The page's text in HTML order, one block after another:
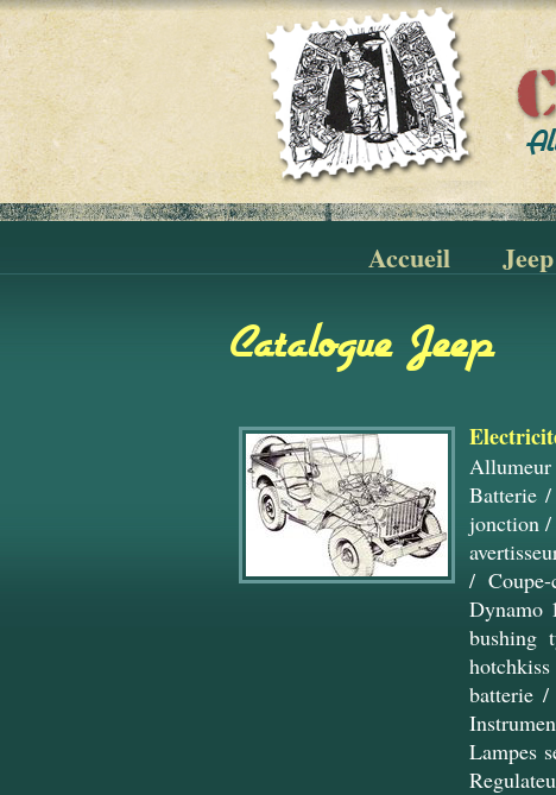
Accueil Jeep
Catalogue Jeep
Batterie
jonction
/
Dynamo
bushing
hotchkiss
batterie
Lampes